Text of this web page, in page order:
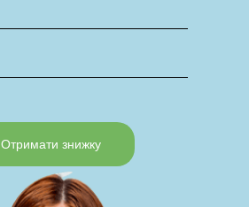
Отримати знижку